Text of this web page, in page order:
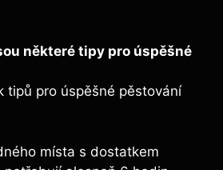
některé tipy pro úspěšné
tipů pro úspěšné pěstování
místa s dostatkem